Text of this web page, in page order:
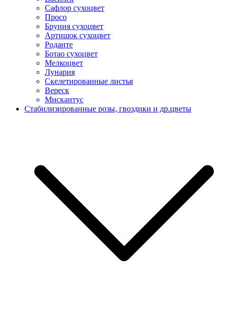
Сафлор сухоцвет
Просо
Бруния сухоцвет
Артишок сухоцвет
Роданте
Ботао сухоцвет
Мелкоцвет
Лунария
Скелетированные листья
Вереск
Мискантус
Стабилизированные розы, гвоздики и др.цветы